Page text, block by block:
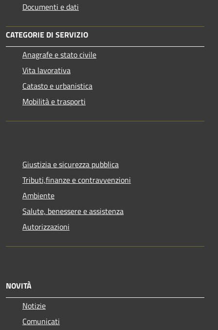
Documenti e dati
CATEGORIE DI SERVIZIO
Anagrafe e stato civile
Vita lavorativa
Catasto e urbanistica
Mobilità e trasporti
Giustizia e sicurezza pubblica
Tributi,finanze e contravvenzioni
Ambiente
Salute, benessere e assistenza
Autorizzazioni
NOVITÀ
Notizie
Comunicati